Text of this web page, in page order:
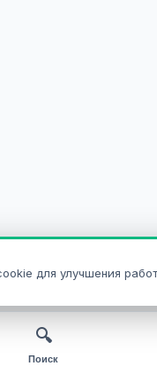
🔍
Поиск
для улучшения